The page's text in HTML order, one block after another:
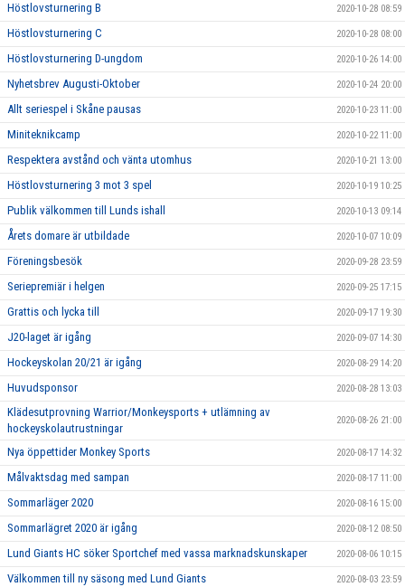
Höstlovsturnering B 2020-10-28 08:59
Höstlovsturnering C 2020-10-28 08:00
Höstlovsturnering D-ungdom 2020-10-26 14:00
Nyhetsbrev Augusti-Oktober 2020-10-24 20:00
Allt seriespel i Skåne pausas 2020-10-23 11:00
Miniteknikcamp 2020-10-22 11:00
Respektera avstånd och vänta utomhus 2020-10-21 13:00
Höstlovsturnering 3 mot 3 spel 2020-10-19 10:25
Publik välkommen till Lunds ishall 2020-10-13 09:14
Årets domare är utbildade 2020-10-07 10:09
Föreningsbesök 2020-09-28 23:59
Seriepremiär i helgen 2020-09-25 17:15
Grattis och lycka till 2020-09-17 19:30
J20-laget är igång 2020-09-07 14:30
Hockeyskolan 20/21 är igång 2020-08-29 14:20
Huvudsponsor 2020-08-28 13:03
Klädesutprovning Warrior/Monkeysports + utlämning av
hockeyskolautrustningar
2020-08-26 21:00
Nya öppettider Monkey Sports 2020-08-17 14:32
Målvaktsdag med sampan 2020-08-17 11:00
Sommarläger 2020 2020-08-16 15:00
Sommarlägret 2020 är igång 2020-08-12 08:50
Lund Giants HC söker Sportchef med vassa marknadskunskaper 2020-08-06 10:15
Välkommen till ny säsong med Lund Giants 2020-08-03 23:59